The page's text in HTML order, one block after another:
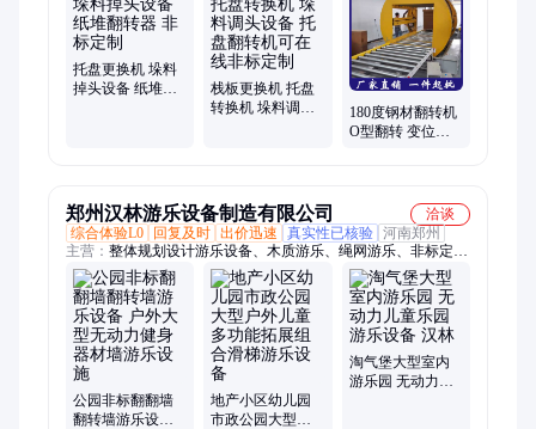
托盘更换机 垛料
掉头设备 纸堆翻
栈板更换机 托盘
转换机 垛料调头
180度钢材翻转机
O型翻转 变位机
郑州汉林游乐设备制造有限公司
洽谈
综合体验L0
回复及时 出价迅速 真实性已核验 河南郑州
主营： 整体规划设计游乐设备、木质游乐、绳网游乐、非标定制
游乐、不锈钢滑梯、健身器材、秋千系列
公园非标翻翻墙
翻转墙游乐设备
地产小区幼儿园
市政公园大型户
淘气堡大型室内
游乐园 无动力儿